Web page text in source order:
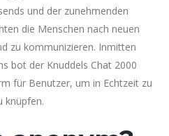
und der zunehmenden
die Menschen nach neuen
zu kommunizieren. Inmitten
bot der Knuddels Chat 2000
für Benutzer, um in Echtzeit zu
knüpfen.